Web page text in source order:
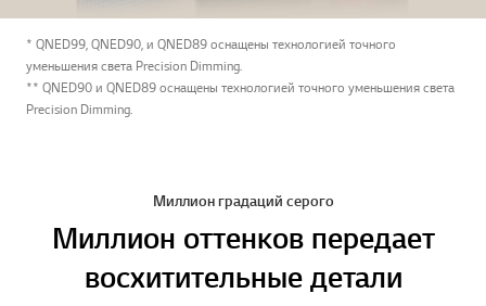
* QNED99, QNED90, и QNED89 оснащены технологией точного
уменьшения света Precision Dimming.
** QNED90 и QNED89 оснащены технологией точного уменьшения света
Precision Dimming.
Миллион градаций серого
Миллион оттенков передает
восхитительные детали